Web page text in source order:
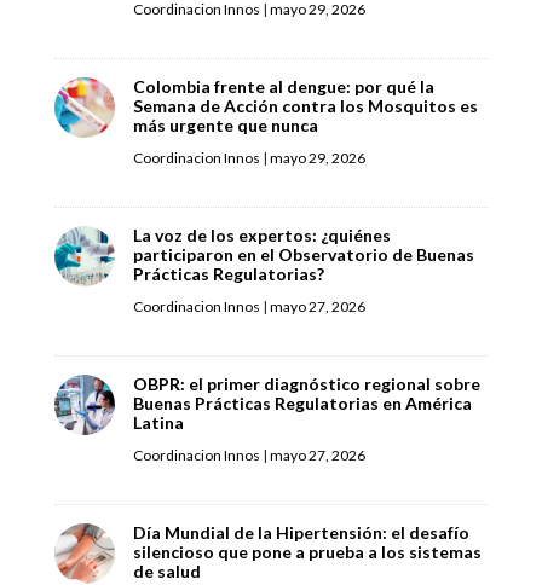
Coordinacion Innos | mayo 29, 2026
Colombia frente al dengue: por qué la
Semana de Acción contra los Mosquitos es
más urgente que nunca
Coordinacion Innos | mayo 29, 2026
La voz de los expertos: ¿quiénes
participaron en el Observatorio de Buenas
Prácticas Regulatorias?
Coordinacion Innos | mayo 27, 2026
OBPR: el primer diagnóstico regional sobre
Buenas Prácticas Regulatorias en América
Latina
Coordinacion Innos | mayo 27, 2026
Día Mundial de la Hipertensión: el desafío
silencioso que pone a prueba a los sistemas
de salud